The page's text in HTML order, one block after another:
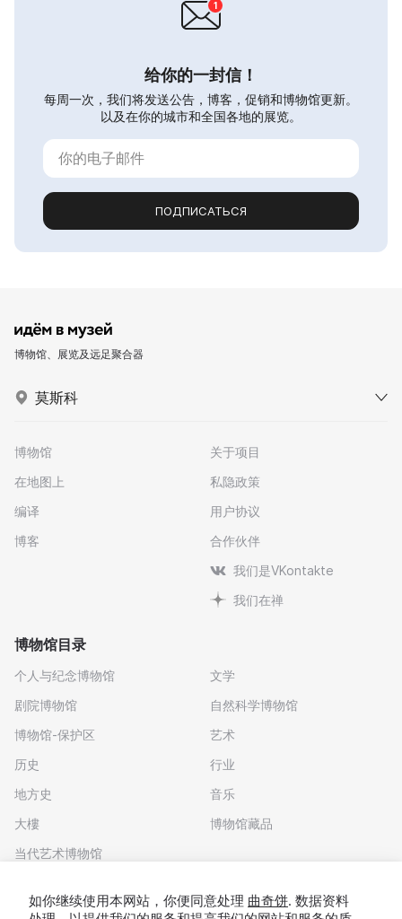
给你的一封信！
每周一次，我们将发送公告，博客，促销和博物馆更新。
以及在你的城市和全国各地的展览。
ПОДПИСАТЬСЯ
博物馆、展览及远足聚合器
莫斯科
博物馆
在地图上
编译
博客
关于项目
私隐政策
用户协议
合作伙伴
我们是VKontakte
我们在禅
博物馆目录
个人与纪念博物馆
剧院博物馆
博物馆-保护区
历史
地方史
大樓
当代艺术博物馆
文学
自然科学博物馆
艺术
行业
音乐
博物馆藏品
如你继续使用本网站，你便同意处理 曲奇饼. 数据资料